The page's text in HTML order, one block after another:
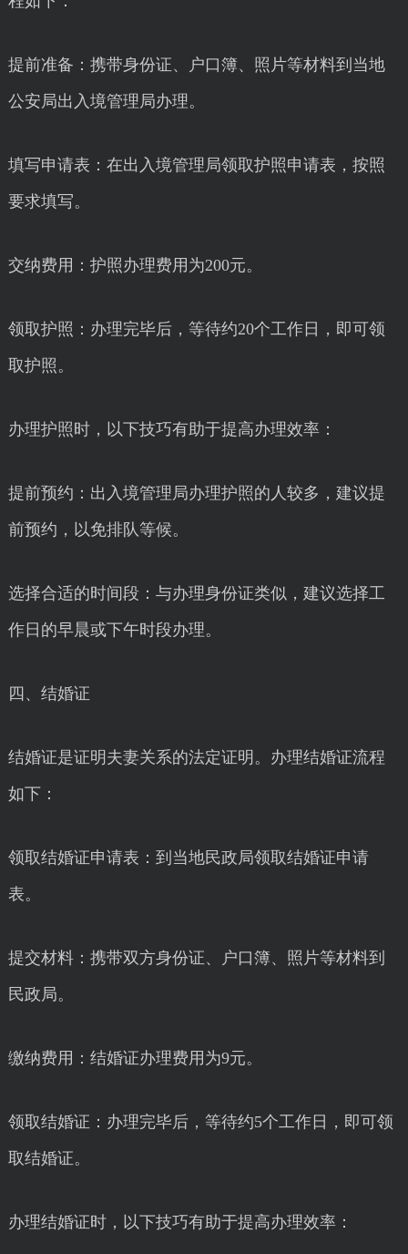
提前准备：携带身份证、户口簿、照片等材料到当地
公安局出入境管理局办理。
填写申请表：在出入境管理局领取护照申请表，按照
要求填写。
交纳费用：护照办理费用为200元。
领取护照：办理完毕后，等待约20个工作日，即可领
取护照。
办理护照时，以下技巧有助于提高办理效率：
提前预约：出入境管理局办理护照的人较多，建议提
前预约，以免排队等候。
选择合适的时间段：与办理身份证类似，建议选择工
作日的早晨或下午时段办理。
四、结婚证
结婚证是证明夫妻关系的法定证明。办理结婚证流程
如下：
领取结婚证申请表：到当地民政局领取结婚证申请
表。
提交材料：携带双方身份证、户口簿、照片等材料到
民政局。
缴纳费用：结婚证办理费用为9元。
领取结婚证：办理完毕后，等待约5个工作日，即可领
取结婚证。
办理结婚证时，以下技巧有助于提高办理效率：